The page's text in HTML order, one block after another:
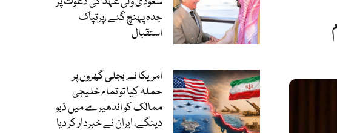
جدہ پہنچ گئے ،پرتپاک
استقبال
امریکا نے بجلی گھروں پر
حملہ کیا تو تمام خلیجی
ممالک کو اندھیرے میں ڈبو
دینگے، ایران نے خبردار کر دیا